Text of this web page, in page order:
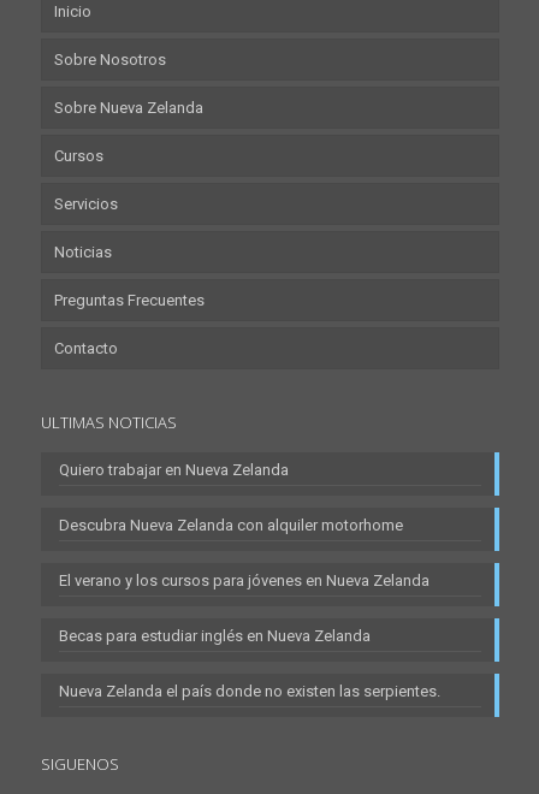
Inicio
Sobre Nosotros
Sobre Nueva Zelanda
Cursos
Servicios
Noticias
Preguntas Frecuentes
Contacto
ULTIMAS NOTICIAS
Quiero trabajar en Nueva Zelanda
Descubra Nueva Zelanda con alquiler motorhome
El verano y los cursos para jóvenes en Nueva Zelanda
Becas para estudiar inglés en Nueva Zelanda
Nueva Zelanda el país donde no existen las serpientes.
SIGUENOS